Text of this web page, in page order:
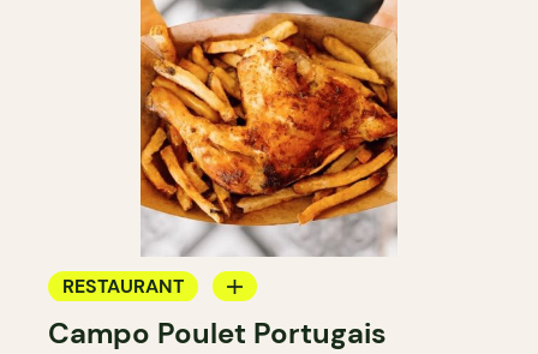
RESTAURANT
COMPTOIR
Campo Poulet Portugais